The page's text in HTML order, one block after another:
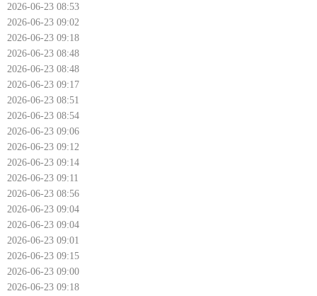
2026-06-23 08:53
2026-06-23 09:02
2026-06-23 09:18
2026-06-23 08:48
2026-06-23 08:48
2026-06-23 09:17
2026-06-23 08:51
2026-06-23 08:54
2026-06-23 09:06
2026-06-23 09:12
2026-06-23 09:14
2026-06-23 09:11
2026-06-23 08:56
2026-06-23 09:04
2026-06-23 09:04
2026-06-23 09:01
2026-06-23 09:15
2026-06-23 09:00
2026-06-23 09:18